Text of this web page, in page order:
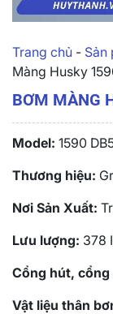
Trang chủ - Sản
Màng Husky
BƠM MÀNG
Model: 1590
Thương hiệu:
Nơi Sản Xuất:
Lưu lượng: 378
Cổng hút, cổng
Vật liệu thân